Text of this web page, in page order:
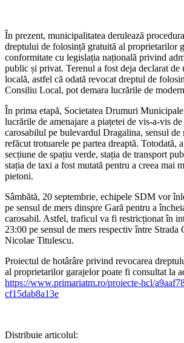
În prezent, municipalitatea derulează
dreptului de folosință gratuită al proprietarilor
conformitate cu legislația națională privind
public și privat. Terenul a fost deja declarat de
locală, astfel că odată revocat dreptul de
Consiliu Local, pot demara lucrările de
În prima etapă, Societatea Drumuri
lucrările de amenajare a piațetei de vis-a-vis de
carosabilul pe bulevardul Dragalina, sensul de
refăcut trotuarele pe partea dreaptă. Totodată,
secțiune de spațiu verde, stația de transport
stația de taxi a fost mutată pentru a creea mai
pietoni.
Sâmbătă, 20 septembrie, echipele SDM vor
pe sensul de mers dinspre Gară pentru a
carosabil. Astfel, traficul va fi restricționat în
23:00 pe sensul de mers respectiv între Strada
Nicolae Titulescu.
Proiectul de hotârâre privind revocarea
al proprietarilor garajelor poate fi consultat la
https://www.primariatm.ro/proiecte-hcl/
cf15dab8a13e
Distribuie articolul: